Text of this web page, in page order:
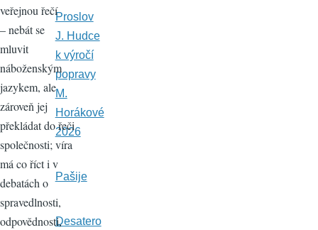
veřejnou řečí
– nebát se
mluvit
náboženským
jazykem, ale
zároveň jej
překládat do řeči
společnosti; víra
má co říct i v
debatách o
spravedlnosti,
odpovědnosti,
Proslov
J. Hudce
k výročí
popravy
M.
Horákové
2026
Pašije
Desatero